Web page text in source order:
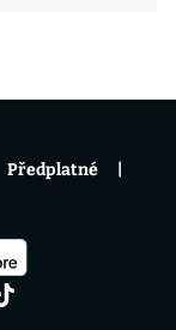
Předplatné